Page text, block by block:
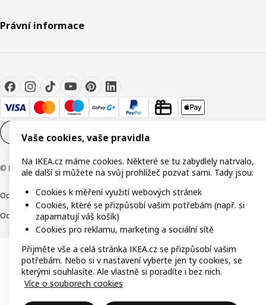
Právní informace
Nastavení souborů cookie
© Inter IKEA Systems B.V. 1999-2026
Ochrana osobních údajůCookiesSpolečně bezpečněDigitální přístupnost
Ochrana Oznamovatelů
Vaše cookies, vaše pravidla
Na IKEA.cz máme cookies. Některé se tu zabydlely natrvalo,
ale další si můžete na svůj prohlížeč pozvat sami. Tady jsou:
Cookies k měření využití webových stránek
Cookies, které se přizpůsobí vašim potřebám (např. si
zapamatují váš košík)
Cookies pro reklamu, marketing a sociální sítě
Přijměte vše a celá stránka IKEA.cz se přizpůsobí vašim
potřebám. Nebo si v nastavení vyberte jen ty cookies, se
kterými souhlasíte. Ale vlastně si poradíte i bez nich.
Více o souborech cookies